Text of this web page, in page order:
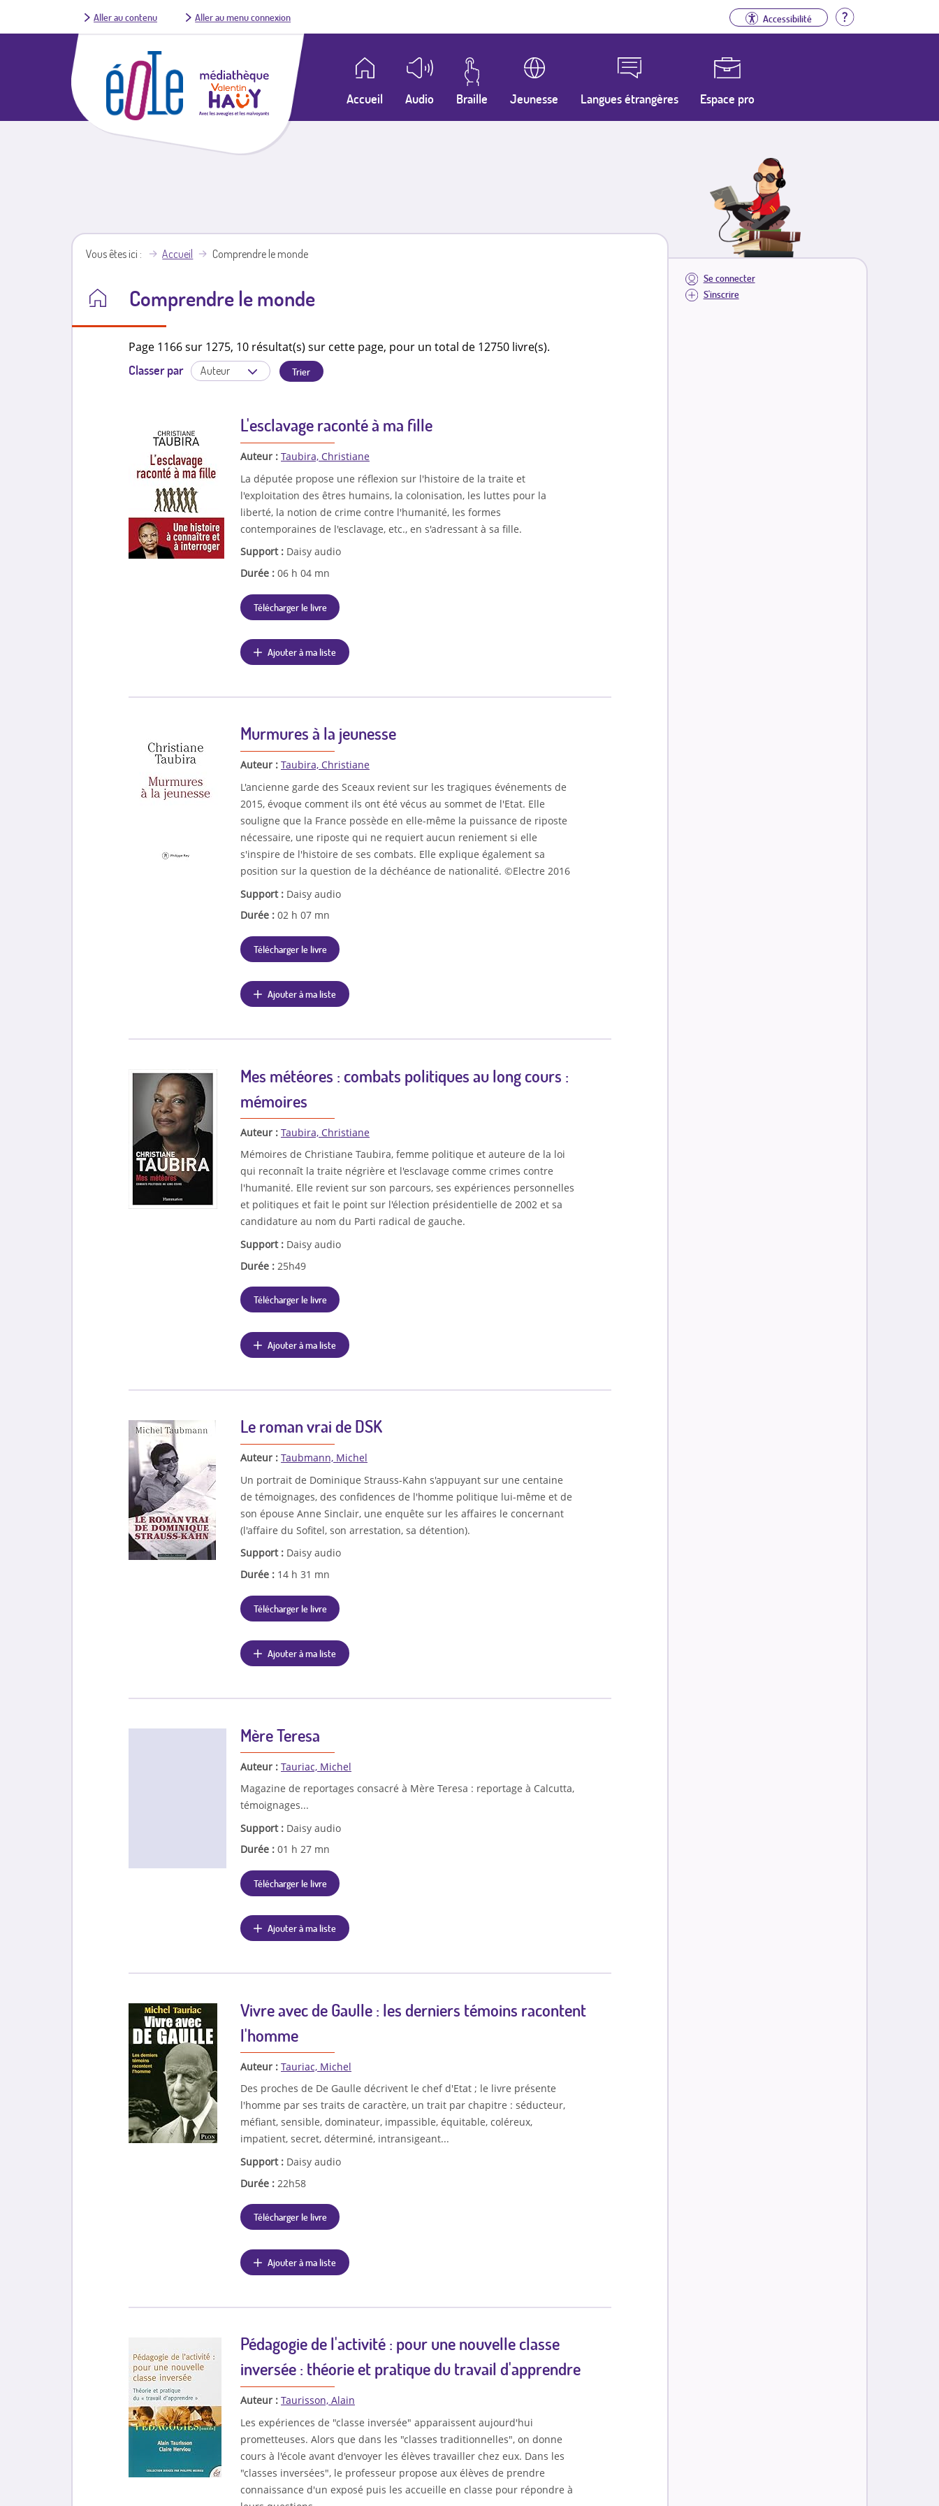
Aller au contenu Aller au menu connexion Accessibilité Aide
Accueil Audio Braille Jeunesse Langues étrangères Espace pro
Se connecter
S'inscrire
Vous êtes ici Accueil Comprendre le monde
Comprendre le monde
Page 1166 sur 1275, 10 résultat(s) sur cette page, pour un total de 12750 livre(s).
Classer par
L'esclavage raconté à ma fille
Auteur : Taubira, Christiane
La députée propose une réflexion sur l'histoire de la traite et
l'exploitation des êtres humains, la colonisation, les luttes pour la
liberté, la notion de crime contre l'humanité, les formes
contemporaines de l'esclavage, etc., en s'adressant à sa fille.
Support : Daisy audio
Durée : 06 h 04 mn
Télécharger le livre
Ajouter à ma liste
Murmures à la jeunesse
Auteur : Taubira, Christiane
L'ancienne garde des Sceaux revient sur les tragiques événements de
2015, évoque comment ils ont été vécus au sommet de l'Etat. Elle
souligne que la France possède en elle-même la puissance de riposte
nécessaire, une riposte qui ne requiert aucun reniement si elle
s'inspire de l'histoire de ses combats. Elle explique également sa
position sur la question de la déchéance de nationalité. ©Electre 2016
Support : Daisy audio
Durée : 02 h 07 mn
Télécharger le livre
Ajouter à ma liste
Mes météores : combats politiques au long cours :
mémoires
Auteur : Taubira, Christiane
Mémoires de Christiane Taubira, femme politique et auteure de la loi
qui reconnaît la traite négrière et l'esclavage comme crimes contre
l'humanité. Elle revient sur son parcours, ses expériences personnelles
et politiques et fait le point sur l'élection présidentielle de 2002 et sa
candidature au nom du Parti radical de gauche.
Support : Daisy audio
Durée : 25h49
Télécharger le livre
Ajouter à ma liste
Le roman vrai de DSK
Auteur : Taubmann, Michel
Un portrait de Dominique Strauss-Kahn s'appuyant sur une centaine
de témoignages, des confidences de l'homme politique lui-même et de
son épouse Anne Sinclair, une enquête sur les affaires le concernant
(l'affaire du Sofitel, son arrestation, sa détention).
Support : Daisy audio
Durée : 14 h 31 mn
Télécharger le livre
Ajouter à ma liste
Mère Teresa
Auteur : Tauriac, Michel
Magazine de reportages consacré à Mère Teresa : reportage à Calcutta,
témoignages...
Support : Daisy audio
Durée : 01 h 27 mn
Télécharger le livre
Ajouter à ma liste
Vivre avec de Gaulle : les derniers témoins racontent
l'homme
Auteur : Tauriac, Michel
Des proches de De Gaulle décrivent le chef d'Etat ; le livre présente
l'homme par ses traits de caractère, un trait par chapitre : séducteur,
méfiant, sensible, dominateur, impassible, équitable, coléreux,
impatient, secret, déterminé, intransigeant...
Support : Daisy audio
Durée : 22h58
Télécharger le livre
Ajouter à ma liste
Pédagogie de l'activité : pour une nouvelle classe
inversée : théorie et pratique du travail d'apprendre
Auteur : Taurisson, Alain
Les expériences de "classe inversée" apparaissent aujourd'hui
prometteuses. Alors que dans les "classes traditionnelles", on donne
cours à l'école avant d'envoyer les élèves travailler chez eux. Dans les
"classes inversées", le professeur propose aux élèves de prendre
connaissance d'un exposé puis les accueille en classe pour répondre à